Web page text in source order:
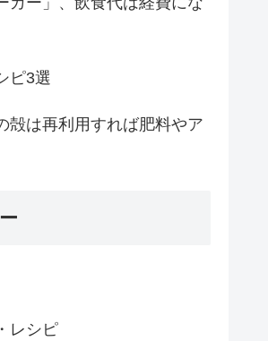
ピ3選
殻は再利用すれば肥料やア
レシピ